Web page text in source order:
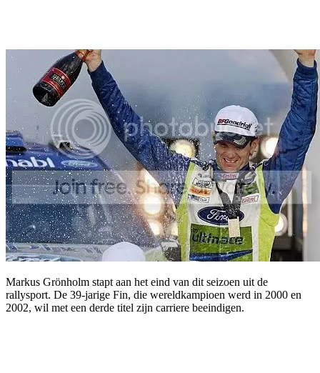
Markus Grönholm stapt aan het eind van dit seizoen uit de
rallysport. De 39-jarige Fin, die wereldkampioen werd in 2000 en
2002, wil met een derde titel zijn carriere beeindigen.